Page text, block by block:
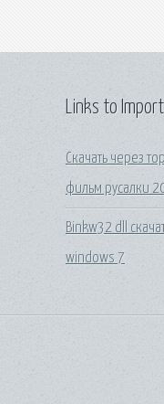
Links to
Скачать через
фильм русалки
Binkw32 dll
windows 7